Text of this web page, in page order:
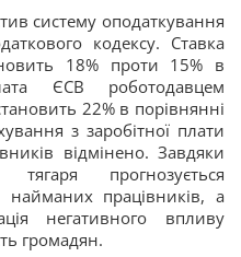
систему оподаткування
кодексу. Ставка
18% проти 15% в
ЄСВ роботодавцем
22% в порівнянні
з заробітної плати
відмінено. Завдяки
прогнозується
найманих працівників, а
негативного впливу
громадян.